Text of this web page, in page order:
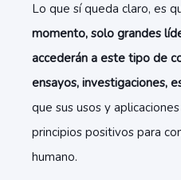
Lo que sí queda claro, es
momento, solo grandes
accederán a este tipo de
ensayos, investigaciones,
que sus usos y
principios positivos para
humano.